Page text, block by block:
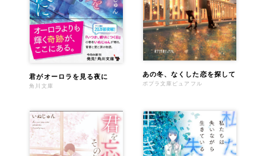
君がオーロラを見る夜に
角川文庫
あの冬、なくした恋を探して
ポプラ文庫ピュアフル